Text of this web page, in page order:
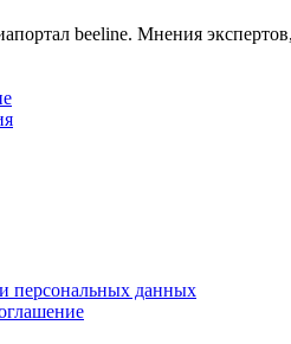
beeline. Мнения
персональных данных